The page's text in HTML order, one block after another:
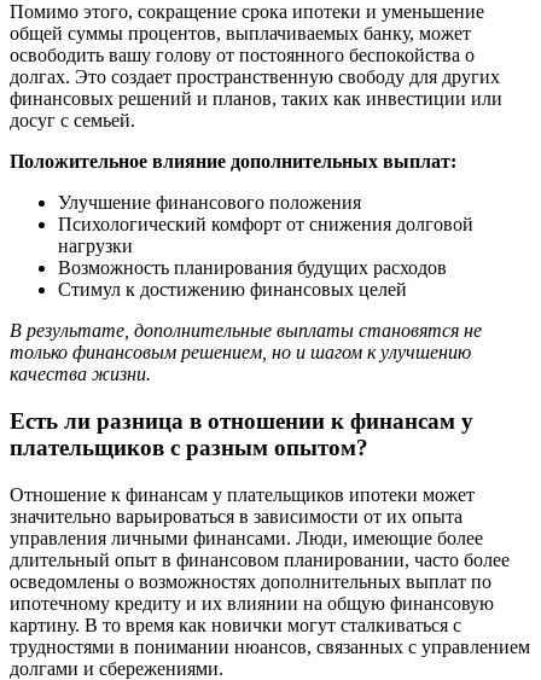
Помимо этого, сокращение срока ипотеки и уменьшение
общей суммы процентов, выплачиваемых банку, может
освободить вашу голову от постоянного беспокойства о
долгах. Это создает пространственную свободу для других
финансовых решений и планов, таких как инвестиции или
досуг с семьей.
Положительное влияние дополнительных выплат:
Улучшение финансового положения
Психологический комфорт от снижения долговой
нагрузки
Возможность планирования будущих расходов
Стимул к достижению финансовых целей
В результате, дополнительные выплаты становятся не
только финансовым решением, но и шагом к улучшению
качества жизни.
Есть ли разница в отношении к финансам у
плательщиков с разным опытом?
Отношение к финансам у плательщиков ипотеки может
значительно варьироваться в зависимости от их опыта
управления личными финансами. Люди, имеющие более
длительный опыт в финансовом планировании, часто более
осведомлены о возможностях дополнительных выплат по
ипотечному кредиту и их влиянии на общую финансовую
картину. В то время как новички могут сталкиваться с
трудностями в понимании нюансов, связанных с управлением
долгами и сбережениями.